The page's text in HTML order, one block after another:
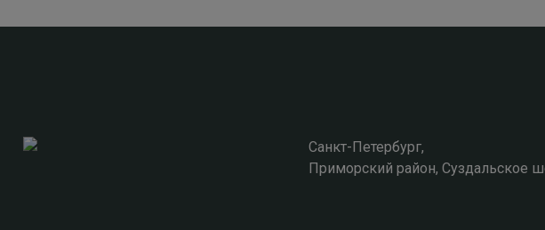
Санкт-Петербург,
Приморский район, Суздальское